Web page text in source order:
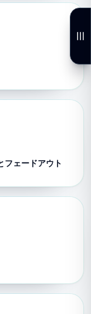
フェードアウト